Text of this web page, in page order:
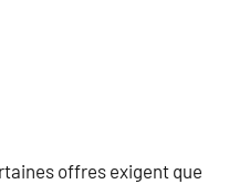
offres exigent que